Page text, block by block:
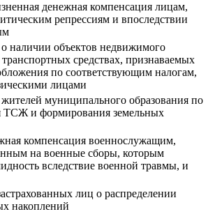
денежная компенсация лицам,
репрессиям и впоследствии
наличии объектов недвижимого
средствах, признаваемых
по соответствующим налогам,
лицами
муниципального образования по
ТСЖ и формирования земельных
компенсация военнослужащим,
на военные сборы, которым
вследствие военной травмы, и
лиц о распределении
накоплений